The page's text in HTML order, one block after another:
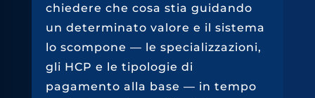
chiedere che cosa stia guidando
un determinato valore e il sistema
lo scompone — le specializzazioni,
gli HCP e le tipologie di
pagamento alla base — in tempo